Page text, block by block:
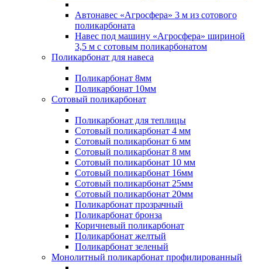
Автонавес «Агросфера» 3 м из сотового
поликарбоната
Навес под машину «Агросфера» шириной
3,5 м с сотовым поликарбонатом
Поликарбонат для навеса
Поликарбонат 8мм
Поликарбонат 10мм
Сотовый поликарбонат
Поликарбонат для теплицы
Сотовый поликарбонат 4 мм
Сотовый поликарбонат 6 мм
Сотовый поликарбонат 8 мм
Сотовый поликарбонат 10 мм
Сотовый поликарбонат 16мм
Сотовый поликарбонат 25мм
Сотовый поликарбонат 20мм
Поликарбонат прозрачный
Поликарбонат бронза
Коричневый поликарбонат
Поликарбонат желтый
Поликарбонат зеленый
Монолитный поликарбонат профилированный